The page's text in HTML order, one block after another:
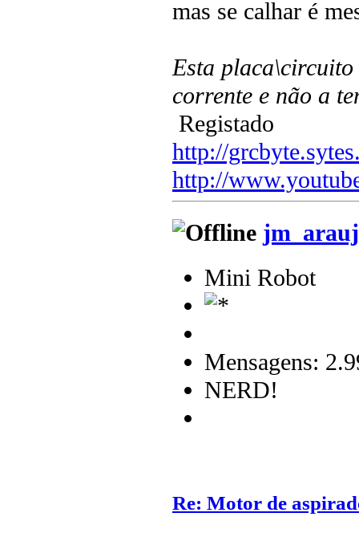
mas se calhar é
Esta placa\circuito
corrente e não a
Registado
http://
http://
Mini Robot
Mensagens:
NERD!
Re: Motor de